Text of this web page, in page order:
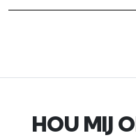
HOU MIJ